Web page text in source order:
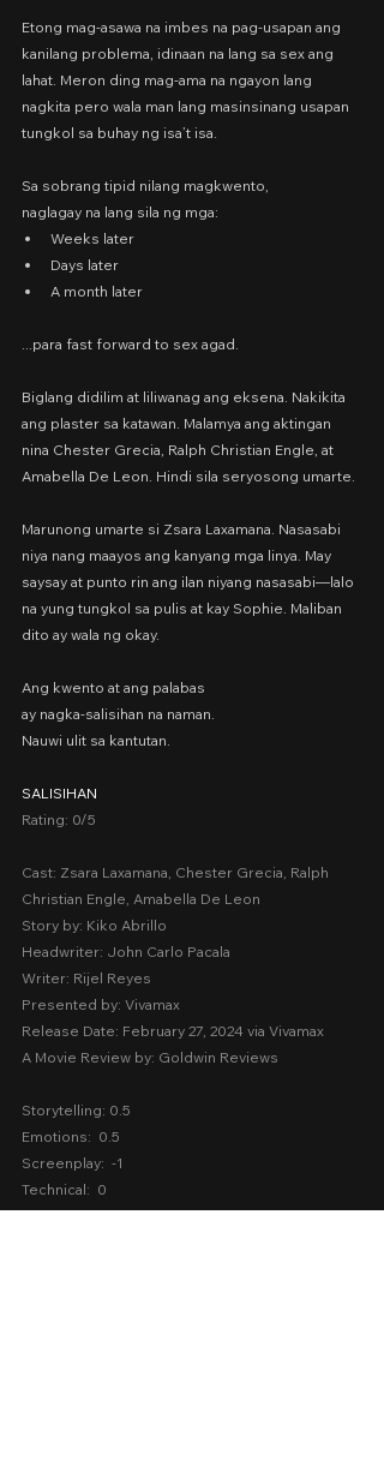
Etong mag-asawa na imbes na pag-usapan ang
kanilang problema, idinaan na lang sa sex ang
lahat. Meron ding mag-ama na ngayon lang
nagkita pero wala man lang masinsinang usapan
tungkol sa buhay ng isa’t isa.
Sa sobrang tipid nilang magkwento,
naglagay na lang sila ng mga:
Weeks later
Days later
A month later
...para fast forward to sex agad.
Biglang didilim at liliwanag ang eksena. Nakikita
ang plaster sa katawan. Malamya ang aktingan
nina Chester Grecia, Ralph Christian Engle, at
Amabella De Leon. Hindi sila seryosong umarte.
Marunong umarte si Zsara Laxamana. Nasasabi
niya nang maayos ang kanyang mga linya. May
saysay at punto rin ang ilan niyang nasasabi—lalo
na yung tungkol sa pulis at kay Sophie. Maliban
dito ay wala ng okay.
Ang kwento at ang palabas
ay nagka-salisihan na naman.
Nauwi ulit sa kantutan.
SALISIHAN
Rating: 0/5
Cast: Zsara Laxamana, Chester Grecia, Ralph
Christian Engle, Amabella De Leon
Story by: Kiko Abrillo
Headwriter: John Carlo Pacala
Writer: Rijel Reyes
Presented by: Vivamax
Release Date: February 27, 2024 via Vivamax
A Movie Review by: Goldwin Reviews
Storytelling: 0.5
Emotions:  0.5
Screenplay:  -1
Technical:  0
Message:  0